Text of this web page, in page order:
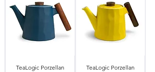
TeaLogic Porzellan
TeaLogic Porzellan